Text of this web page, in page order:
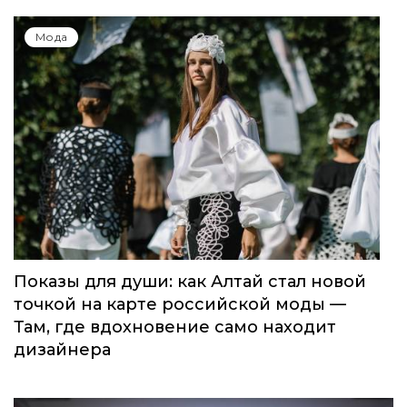
Мода
Показы для души: как Алтай стал новой
точкой на карте российской моды —
Там, где вдохновение само находит
дизайнера